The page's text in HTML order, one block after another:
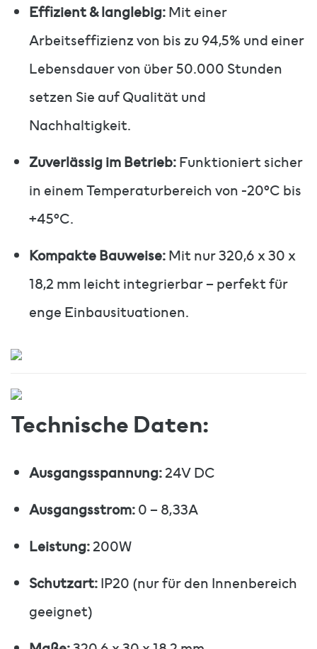
Effizient & langlebig:Mit einer
Arbeitseffizienz von bis zu 94,5% und einer
Lebensdauer von über 50.000 Stunden
setzen Sie auf Qualität und
Nachhaltigkeit.
Zuverlässig im Betrieb:Funktioniert sicher
in einem Temperaturbereich von -20°C bis
+45°C.
Kompakte Bauweise:Mit nur 320,6 x 30 x
18,2 mm leicht integrierbar – perfekt für
enge Einbausituationen.
Technische Daten:
Ausgangsspannung:24V DC
Ausgangsstrom:0 – 8,33A
Leistung:200W
Schutzart:IP20 (nur für den Innenbereich
geeignet)